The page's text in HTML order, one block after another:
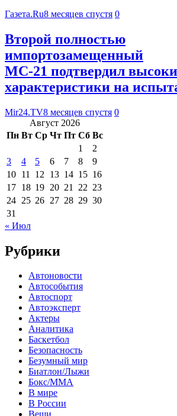
Газета.Ru8 месяцев спустя 0
Второй полностью
импортозамещенный
МС-21 подтвердил
характеристики на
Mir24.TV8 месяцев спустя 0
Август 2026
Пн Вт Ср Чт Пт Сб Вс
1
2
3
4 5 6 7 8
9
10 11 12 13 14 15 16
17 18 19 20 21 22 23
24 25 26 27 28 29 30
31
« Июл
Рубрики
Автоновости
Автособытия
Автоспорт
Автоэксперт
Актеры
Аналитика
Баскетбол
Безопасность
Безумный мир
Биатлон/Лыжи
Бокс/MMA
В мире
В России